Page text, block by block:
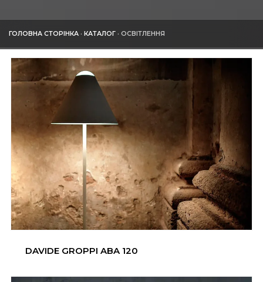
ГОЛОВНА СТОРІНКА · КАТАЛОГ · ОСВІТЛЕННЯ
DAVIDE GROPPI ABA 120